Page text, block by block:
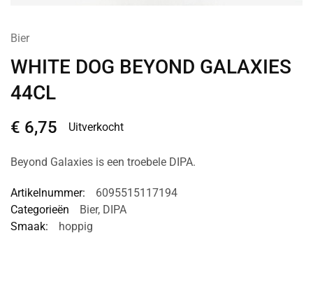
Bier
WHITE DOG BEYOND GALAXIES
44CL
€ 6,75 Uitverkocht
Beyond Galaxies is een troebele DIPA.
Artikelnummer:
6095515117194
Categorieën
Bier, DIPA
Smaak:
hoppig